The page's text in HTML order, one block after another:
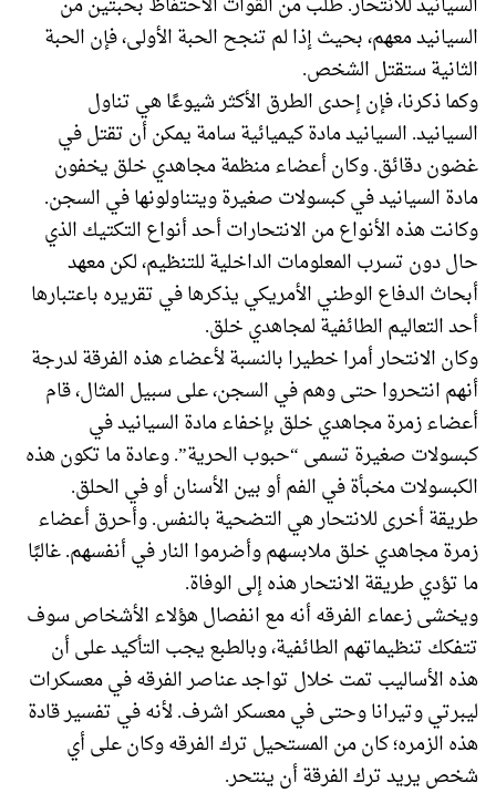
السيانيد معهم، بحيث إذا لم تنجح الحبة الأولى، فإن الحبة
الثانية ستقتل الشخص.
وكما ذكرنا، فإن إحدى الطرق الأكثر شيوعًا هي تناول
السيانيد. السيانيد مادة كيميائية سامة يمكن أن تقتل في
غضون دقائق. وكان أعضاء منظمة مجاهدي خلق يخفون
مادة السيانيد في كبسولات صغيرة ويتناولونها في السجن.
وكانت هذه الأنواع من الانتحارات أحد أنواع التكتيك الذي
حال دون تسرب المعلومات الداخلية للتنظيم، لكن معهد
أبحاث الدفاع الوطني الأمريكي يذكرها في تقريره باعتبارها
أحد التعاليم الطائفية لمجاهدي خلق.
وكان الانتحار أمرا خطيرا بالنسبة لأعضاء هذه الفرقة لدرجة
أنهم انتحروا حتى وهم في السجن، على سبيل المثال، قام
أعضاء زمرة مجاهدي خلق بإخفاء مادة السيانيد في
كبسولات صغيرة تسمى “حبوب الحرية”. وعادة ما تكون هذه
الكبسولات مخبأة في الفم أو بين الأسنان أو في الحلق.
طريقة أخرى للانتحار هي التضحية بالنفس. وأحرق أعضاء
زمرة مجاهدي خلق ملابسهم وأضرموا النار في أنفسهم. غالبًا
ما تؤدي طريقة الانتحار هذه إلى الوفاة.
ويخشى زعماء الفرقه أنه مع انفصال هؤلاء الأشخاص سوف
تتفكك تنظيماتهم الطائفية، وبالطبع يجب التأكيد على أن
هذه الأساليب تمت خلال تواجد عناصر الفرقه في معسكرات
ليبرتي وتيرانا وحتى في معسكر اشرف. لأنه في تفسير قادة
هذه الزمره؛ كان من المستحيل ترك الفرقه وكان على أي
شخص يريد ترك الفرقة أن ينتحر.